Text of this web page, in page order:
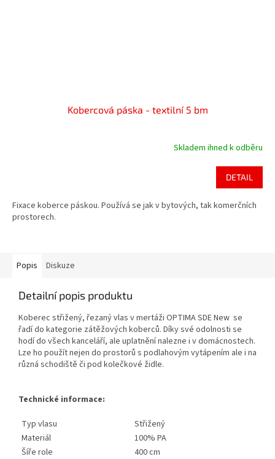
Kobercová páska - textilní 5 bm
Skladem ihned k odběru
DETAIL
Fixace koberce páskou. Používá se jak v bytových, tak komerčních
prostorech.
Popis Diskuze
Detailní popis produktu
Koberec střižený, řezaný vlas v mertáži OPTIMA SDE New se
řadí do kategorie zátěžových koberců. Díky své odolnosti se
hodí do všech kanceláří, ale uplatnění nalezne i v domácnostech.
Lze ho použít nejen do prostorů s podlahovým vytápením ale i na
různá schodiště či pod kolečkové židle.
Technické informace:
Typ vlasu
Střižený
Materiál
100% PA
Šíře role
400 cm